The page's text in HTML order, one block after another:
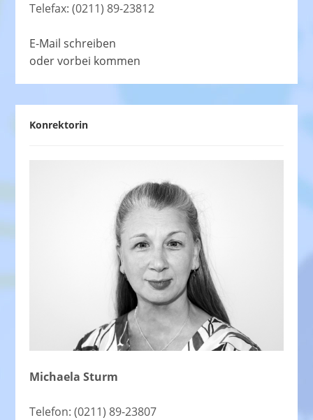
Telefax: (0211) 89-23812
E-Mail schreiben
oder vorbei kommen
Konrektorin
Michaela Sturm
Telefon: (0211) 89-23807